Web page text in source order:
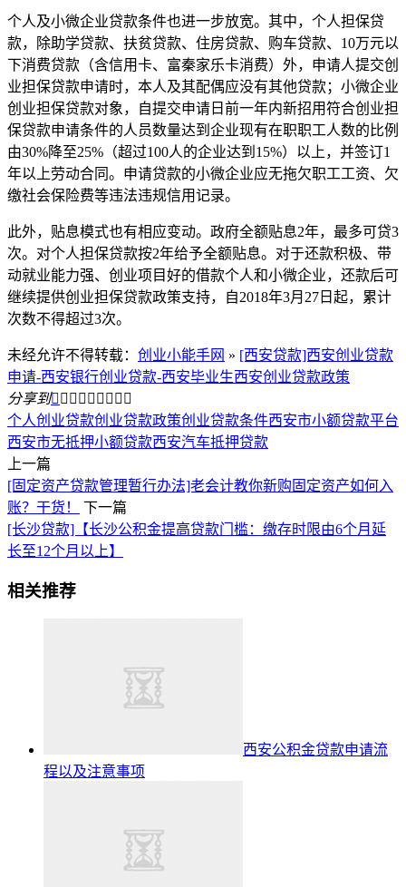
个人及小微企业贷款条件也进一步放宽。其中，个人担保贷
款，除助学贷款、扶贫贷款、住房贷款、购车贷款、10万元以
下消费贷款（含信用卡、富秦家乐卡消费）外，申请人提交创
业担保贷款申请时，本人及其配偶应没有其他贷款；小微企业
创业担保贷款对象，自提交申请日前一年内新招用符合创业担
保贷款申请条件的人员数量达到企业现有在职职工人数的比例
由30%降至25%（超过100人的企业达到15%）以上，并签订1
年以上劳动合同。申请贷款的小微企业应无拖欠职工工资、欠
缴社会保险费等违法违规信用记录。
此外，贴息模式也有相应变动。政府全额贴息2年，最多可贷3
次。对个人担保贷款按2年给予全额贴息。对于还款积极、带
动就业能力强、创业项目好的借款个人和小微企业，还款后可
继续提供创业担保贷款政策支持，自2018年3月27日起，累计
次数不得超过3次。
未经允许不得转载： 创业小能手网 » [西安贷款]西安创业贷款
申请-西安银行创业贷款-西安毕业生西安创业贷款政策
分享到        
个人创业贷款创业贷款政策创业贷款条件西安市小额贷款平台
西安市无抵押小额贷款西安汽车抵押贷款
上一篇
[固定资产贷款管理暂行办法]老会计教你新购固定资产如何入
账？干货！
下一篇
[长沙贷款]【长沙公积金提高贷款门槛：缴存时限由6个月延
长至12个月以上】
相关推荐
西安公积金贷款申请流
程以及注意事项